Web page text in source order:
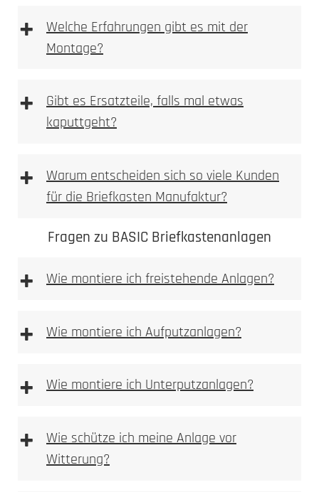
+
Welche Erfahrungen gibt es mit der
Montage?
+
Gibt es Ersatzteile, falls mal etwas
kaputtgeht?
+
Warum entscheiden sich so viele Kunden
für die Briefkasten Manufaktur?
Fragen zu BASIC Briefkastenanlagen
+ Wie montiere ich freistehende Anlagen?
+ Wie montiere ich Aufputzanlagen?
+ Wie montiere ich Unterputzanlagen?
+
Wie schütze ich meine Anlage vor
Witterung?